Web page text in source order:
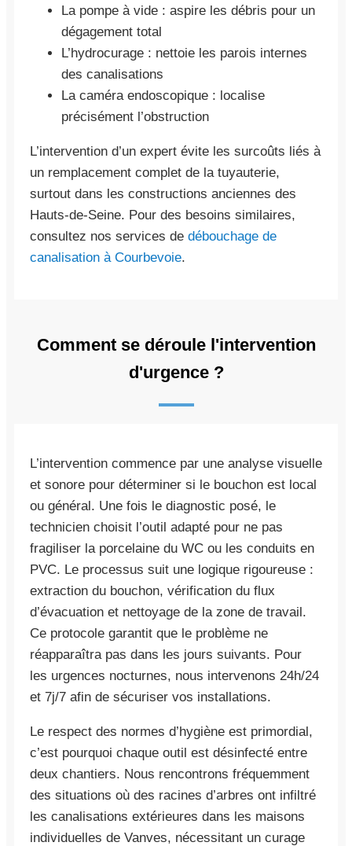
La pompe à vide : aspire les débris pour un
dégagement total
L’hydrocurage : nettoie les parois internes
des canalisations
La caméra endoscopique : localise
précisément l’obstruction
L’intervention d’un expert évite les surcoûts liés à
un remplacement complet de la tuyauterie,
surtout dans les constructions anciennes des
Hauts-de-Seine. Pour des besoins similaires,
consultez nos services de débouchage de
canalisation à Courbevoie.
Comment se déroule l'intervention
d'urgence ?
L’intervention commence par une analyse visuelle
et sonore pour déterminer si le bouchon est local
ou général. Une fois le diagnostic posé, le
technicien choisit l’outil adapté pour ne pas
fragiliser la porcelaine du WC ou les conduits en
PVC. Le processus suit une logique rigoureuse :
extraction du bouchon, vérification du flux
d’évacuation et nettoyage de la zone de travail.
Ce protocole garantit que le problème ne
réapparaîtra pas dans les jours suivants. Pour
les urgences nocturnes, nous intervenons 24h/24
et 7j/7 afin de sécuriser vos installations.
Le respect des normes d’hygiène est primordial,
c’est pourquoi chaque outil est désinfecté entre
deux chantiers. Nous rencontrons fréquemment
des situations où des racines d’arbres ont infiltré
les canalisations extérieures dans les maisons
individuelles de Vanves, nécessitant un curage